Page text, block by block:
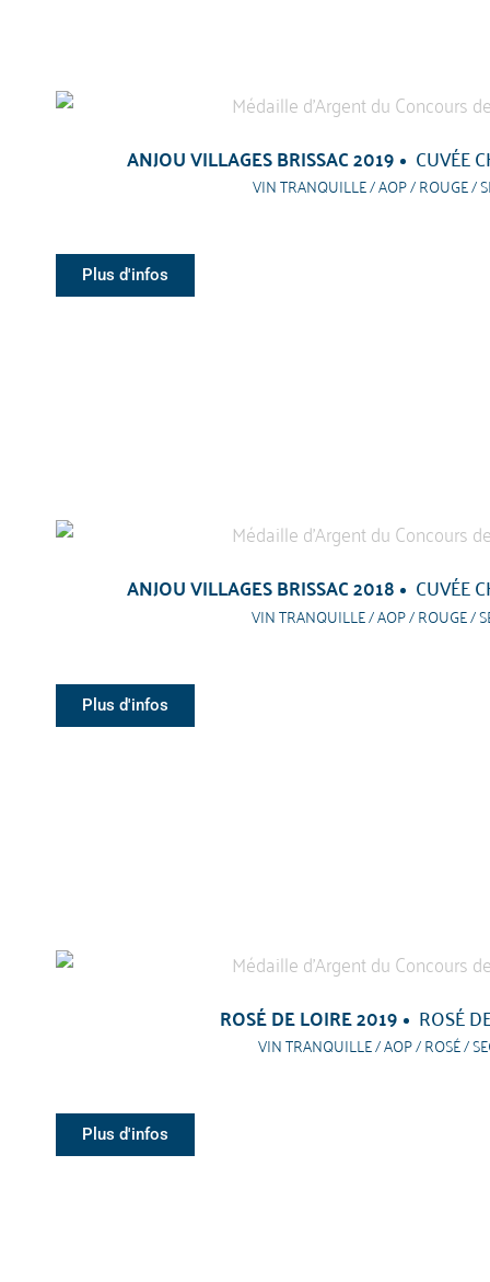
ANJOU VILLAGES BRISSAC 2019 CUVÉE
VIN TRANQUILLE / AOP / ROUGE /
Plus d'infos
ANJOU VILLAGES BRISSAC 2018 CUVÉE
VIN TRANQUILLE / AOP / ROUGE /
Plus d'infos
ROSÉ DE LOIRE 2019 ROSÉ
VIN TRANQUILLE / AOP / ROSÉ /
Plus d'infos